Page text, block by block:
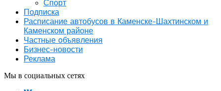
Спорт
Подписка
Расписание автобусов в Каменске-Шахтинском и
Каменском районе
Частные объявления
Бизнес-новости
Реклама
Мы в социальных сетях